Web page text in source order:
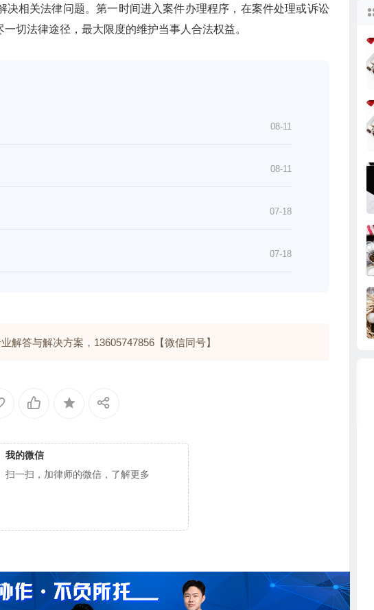
相关法律问题。第一时间进入案件办理程序，在案件处理或诉讼
切法律途径，最大限度的维护当事人合法权益。
08-11
08-11
07-18
07-18
解答与解决方案，13605747856【微信同号】
我的微信
扫一扫，加律师的微信，了解更多